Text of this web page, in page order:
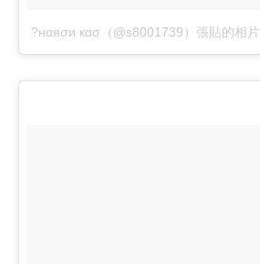
?нαяσи кασ（@s8001739）張貼的相片